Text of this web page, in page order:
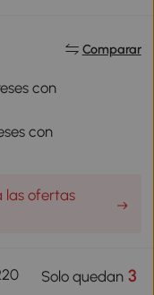
Comparar
con
con
las ofertas
Solo quedan3